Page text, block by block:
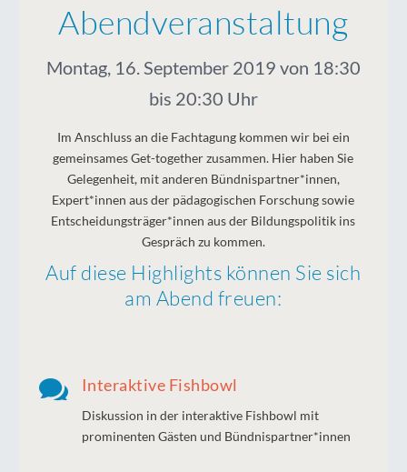
Abendveranstaltung
Montag, 16. September 2019 von 18:30
bis 20:30 Uhr
Im Anschluss an die Fachtagung kommen wir bei ein
gemeinsames Get-together zusammen. Hier haben Sie
Gelegenheit, mit anderen Bündnispartner*innen,
Expert*innen aus der pädagogischen Forschung sowie
Entscheidungsträger*innen aus der Bildungspolitik ins
Gespräch zu kommen.
Auf diese Highlights können Sie sich
am Abend freuen:
 Interaktive Fishbowl
Diskussion in der interaktive Fishbowl mit
prominenten Gästen und Bündnispartner*innen